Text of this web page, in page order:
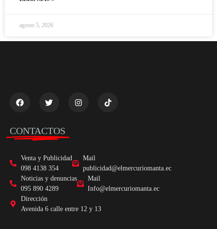
agosto 5, 2026
CONTACTOS
Venta y Publicidad
098 4138 354
Mail
publicidad@elmercuriomanta.ec
Noticias y denuncias
095 890 4289
Mail
Info@elmercuriomanta.ec
Dirección
Avenida 6 calle entre 12 y 13